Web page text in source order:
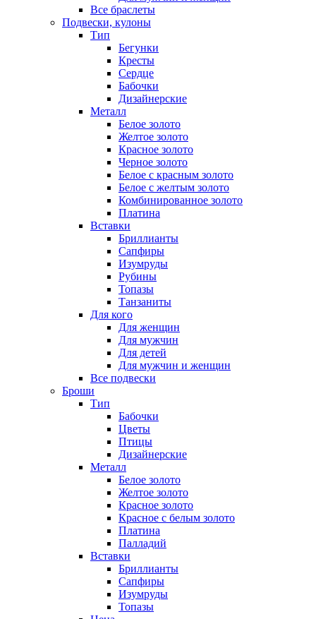
Все браслеты
Подвески, кулоны
Тип
Бегунки
Кресты
Сердце
Бабочки
Дизайнерские
Металл
Белое золото
Желтое золото
Красное золото
Черное золото
Белое с красным золото
Белое с желтым золото
Комбинированное золото
Платина
Вставки
Бриллианты
Сапфиры
Изумруды
Рубины
Топазы
Танзаниты
Для кого
Для женщин
Для мужчин
Для детей
Для мужчин и женщин
Все подвески
Броши
Тип
Бабочки
Цветы
Птицы
Дизайнерские
Металл
Белое золото
Желтое золото
Красное золото
Красное с белым золото
Платина
Палладий
Вставки
Бриллианты
Сапфиры
Изумруды
Топазы